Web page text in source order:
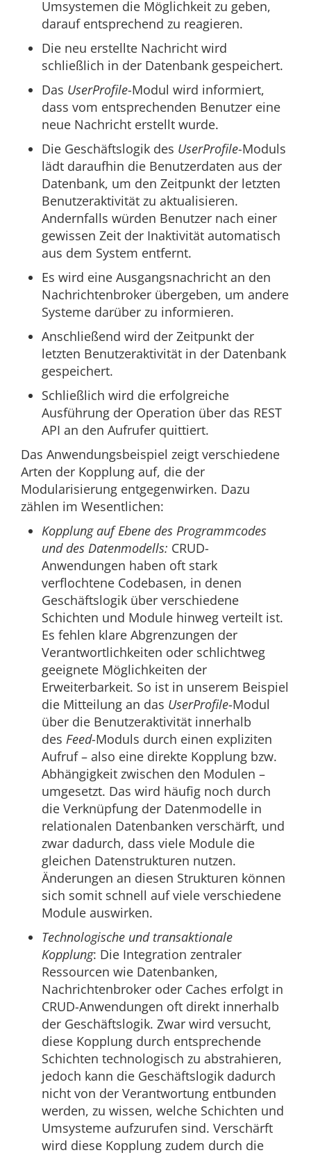
Umsystemen die Möglichkeit zu geben,
darauf entsprechend zu reagieren.
Die neu erstellte Nachricht wird
schließlich in der Datenbank gespeichert.
Das UserProfile-Modul wird informiert,
dass vom entsprechenden Benutzer eine
neue Nachricht erstellt wurde.
Die Geschäftslogik des UserProfile-Moduls
lädt daraufhin die Benutzerdaten aus der
Datenbank, um den Zeitpunkt der letzten
Benutzeraktivität zu aktualisieren.
Andernfalls würden Benutzer nach einer
gewissen Zeit der Inaktivität automatisch
aus dem System entfernt.
Es wird eine Ausgangsnachricht an den
Nachrichtenbroker übergeben, um andere
Systeme darüber zu informieren.
Anschließend wird der Zeitpunkt der
letzten Benutzeraktivität in der Datenbank
gespeichert.
Schließlich wird die erfolgreiche
Ausführung der Operation über das REST
API an den Aufrufer quittiert.
Das Anwendungsbeispiel zeigt verschiedene
Arten der Kopplung auf, die der
Modularisierung entgegenwirken. Dazu
zählen im Wesentlichen:
Kopplung auf Ebene des Programmcodes
und des Datenmodells: CRUD-
Anwendungen haben oft stark
verflochtene Codebasen, in denen
Geschäftslogik über verschiedene
Schichten und Module hinweg verteilt ist.
Es fehlen klare Abgrenzungen der
Verantwortlichkeiten oder schlichtweg
geeignete Möglichkeiten der
Erweiterbarkeit. So ist in unserem Beispiel
die Mitteilung an das UserProfile-Modul
über die Benutzeraktivität innerhalb
des Feed-Moduls durch einen expliziten
Aufruf – also eine direkte Kopplung bzw.
Abhängigkeit zwischen den Modulen –
umgesetzt. Das wird häufig noch durch
die Verknüpfung der Datenmodelle in
relationalen Datenbanken verschärft, und
zwar dadurch, dass viele Module die
gleichen Datenstrukturen nutzen.
Änderungen an diesen Strukturen können
sich somit schnell auf viele verschiedene
Module auswirken.
Technologische und transaktionale
Kopplung: Die Integration zentraler
Ressourcen wie Datenbanken,
Nachrichtenbroker oder Caches erfolgt in
CRUD-Anwendungen oft direkt innerhalb
der Geschäftslogik. Zwar wird versucht,
diese Kopplung durch entsprechende
Schichten technologisch zu abstrahieren,
jedoch kann die Geschäftslogik dadurch
nicht von der Verantwortung entbunden
werden, zu wissen, welche Schichten und
Umsysteme aufzurufen sind. Verschärft
wird diese Kopplung zudem durch die